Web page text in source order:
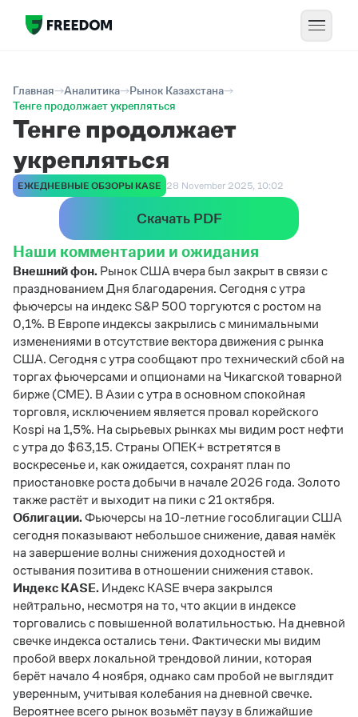
Главная Аналитика
Рынок Казахстана
Тенге продолжает укрепляться
Тенге продолжает
укрепляться
ЕЖЕДНЕВНЫЕ ОБЗОРЫ KASE 28 November 2025, 10:02
Скачать PDF
Наши комментарии и ожидания
Внешний фон. Рынок США вчера был закрыт в связи с
празднованием Дня благодарения. Сегодня с утра
фьючерсы на индекс S&P 500 торгуются с ростом на
0,1%. В Европе индексы закрылись с минимальными
изменениями в отсутствие вектора движения с рынка
США. Сегодня с утра сообщают про технический сбой на
торгах фьючерсами и опционами на Чикагской товарной
бирже (CME). В Азии с утра в основном спокойная
торговля, исключением является провал корейского
Kospi на 1,5%. На сырьевых рынках мы видим рост нефти
с утра до $63,15. Страны ОПЕК+ встретятся в
воскресенье и, как ожидается, сохранят план по
приостановке роста добычи в начале 2026 года. Золото
также растёт и выходит на пики с 21 октября.
Облигации. Фьючерсы на 10-летние гособлигации США
сегодня показывают небольшое снижение, давая намёк
на завершение волны снижения доходностей и
остывания позитива в отношении снижения ставок.
Индекс KASE. Индекс KASE вчера закрылся
нейтрально, несмотря на то, что акции в индексе
торговались с повышенной волатильностью. На дневной
свечке индекса остались тени. Фактически мы видим
пробой вверх локальной трендовой линии, которая
берёт начало 4 ноября, однако сам пробой не выглядит
уверенным, учитывая колебания на дневной свечке.
Вероятнее всего рынок возьмёт паузу в ближайшие